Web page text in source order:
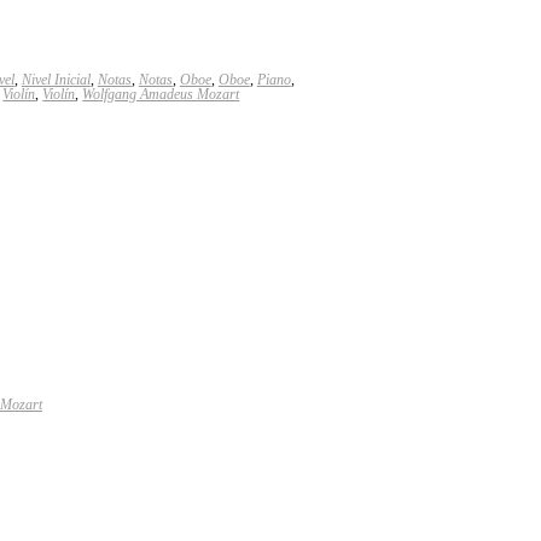
, Nivel Inicial, Notas Notas Oboe, Oboe, Piano,
Violín Violín Wolfgang Amadeus Mozart